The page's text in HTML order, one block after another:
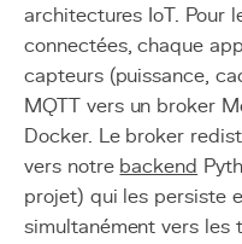
architectures IoT. Pour
connectées, chaque
capteurs (puissance,
MQTT vers un broker
Docker. Le broker
vers notre backend
projet) qui les persiste
simultanément vers